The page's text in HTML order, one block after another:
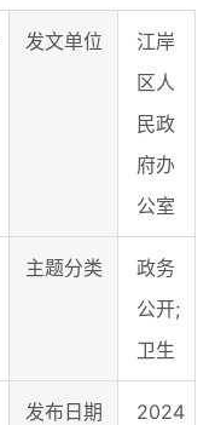
发文单位
江岸
区人
民政
府办
公室
主题分类
政务
公开;
卫生
发布日期
2024